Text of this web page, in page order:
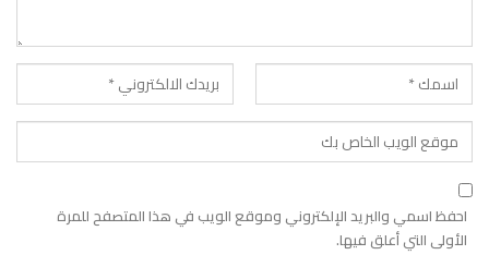
احفظ اسمي والبريد الإلكتروني وموقع الويب في هذا المتصفح للمرة
الأولى التي أعلق فيها.